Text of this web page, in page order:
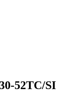
52TC/SI